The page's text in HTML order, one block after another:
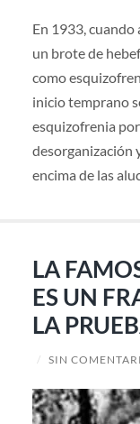
En 1933,
un brote de
como
inicio temprano
esquizofrenia
desorganización
encima de las
LA
ES UN
LA
/ SIN